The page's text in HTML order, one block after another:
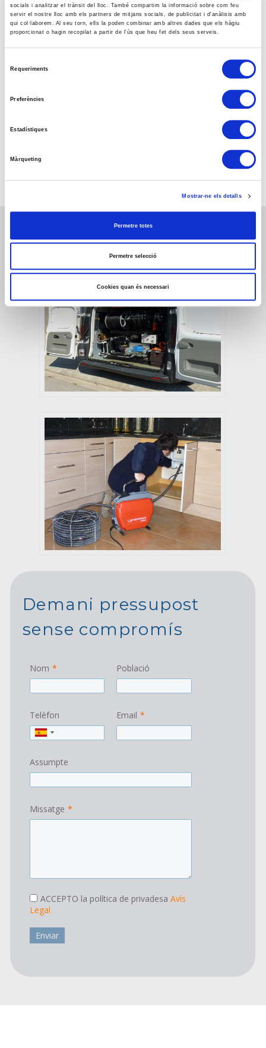
socials i analitzar el trànsit del lloc. També compartim la informació sobre com feu
servir el nostre lloc amb els partners de mitjans socials, de publicitat i d'anàlisis amb
qui col·laborem. Al seu torn, ells la poden combinar amb altres dades que els hàgiu
proporcionat o hagin recopilat a partir de l'ús que heu fet dels seus serveis.
Requeriments
Preferències
Estadístiques
Màrqueting
Mostrar-ne els detalls
Permetre totes
Permetre selecció
Cookies quan és necessari
Disposem de contractes de manteniments preventiu
particular o empresa.
Demani pressupost sense
escenari, optimitzat a el màxim en temps i cost.
Demani pressupost
sense compromís
Nom * Població
Telèfon Email *
Assumpte
Missatge *
ACCEPTO la política de privadesa Avís
Legal
Enviar